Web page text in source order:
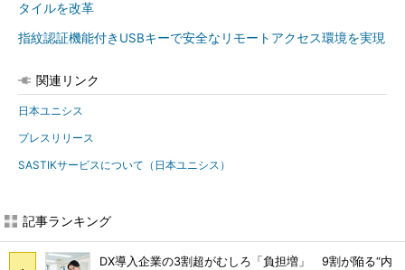
タイルを改革
指紋認証機能付きUSBキーで安全なリモートアクセス環境を実現
関連リンク
日本ユニシス
プレスリリース
SASTIKサービスについて（日本ユニシス）
記事ランキング
DX導入企業の3割超がむしろ「負担増」 9割が陥る“内